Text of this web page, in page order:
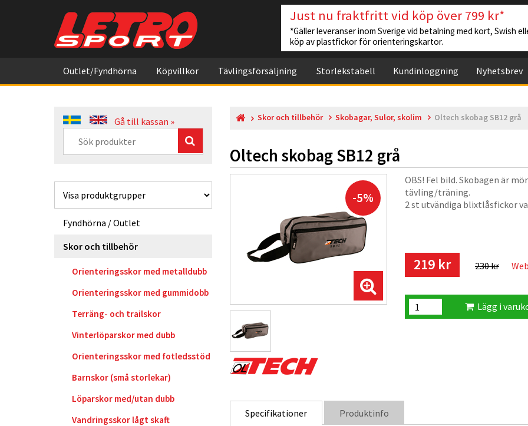
Just nu fraktfritt vid köp över 799 kr*
*Gäller leveranser inom Sverige vid betalning med kort, Swish
köp av plastfickor för orienteringskartor.
Outlet/Fyndhörna Köpvillkor Tävlingsförsäljning Storlekstabell Kundinloggning Nyhetsbrev
Gå till kassan »
Fyndhörna / Outlet
Skor och tillbehör
Orienteringsskor med metalldubb
Orienteringsskor med gummidobb
Terräng- och trailskor
Vinterlöparskor med dubb
Orienteringsskor med fotledsstöd
Barnskor (små storlekar)
Löparskor med/utan dubb
Vandringsskor lågt skaft
Skor och tillbehör Skobagar, Sulor, skolim Oltech skobag SB12 grå
Oltech skobag SB12 grå
-5%
OBS! Fel bild. Skobagen är
tävling/träning.
2 st utvändiga blixtlåsfickor
219 kr 230 kr
Lägg i
Specifikationer Produktinfo